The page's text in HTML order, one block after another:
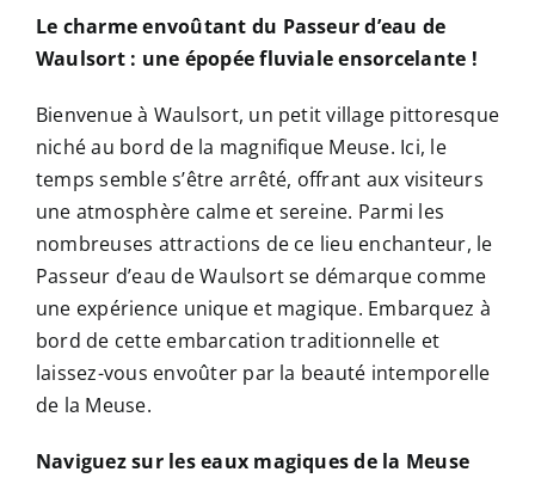
Le charme envoûtant du Passeur d’eau de
Waulsort : une épopée fluviale ensorcelante !
Bienvenue à Waulsort, un petit village pittoresque
niché au bord de la magnifique Meuse. Ici, le
temps semble s’être arrêté, offrant aux visiteurs
une atmosphère calme et sereine. Parmi les
nombreuses attractions de ce lieu enchanteur, le
Passeur d’eau de Waulsort se démarque comme
une expérience unique et magique. Embarquez à
bord de cette embarcation traditionnelle et
laissez-vous envoûter par la beauté intemporelle
de la Meuse.
Naviguez sur les eaux magiques de la Meuse